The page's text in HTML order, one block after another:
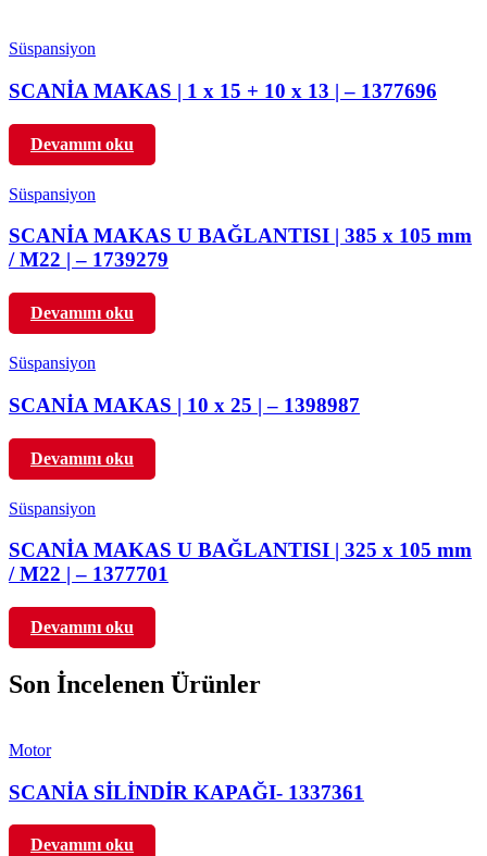
Süspansiyon
SCANİA MAKAS | 1 x 15 + 10 x 13 | – 1377696
Devamını oku
Süspansiyon
SCANİA MAKAS U BAĞLANTISI | 385 x 105 mm
/ M22 | – 1739279
Devamını oku
Süspansiyon
SCANİA MAKAS | 10 x 25 | – 1398987
Devamını oku
Süspansiyon
SCANİA MAKAS U BAĞLANTISI | 325 x 105 mm
/ M22 | – 1377701
Devamını oku
Son İncelenen Ürünler
Motor
SCANİA SİLİNDİR KAPAĞI- 1337361
Devamını oku